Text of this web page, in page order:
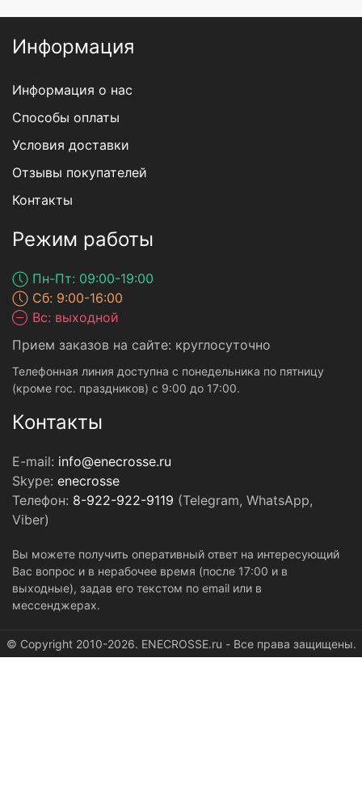
Информация
Информация о нас
Способы оплаты
Условия доставки
Отзывы покупателей
Контакты
Режим работы
Пн-Пт: 09:00-19:00
Сб: 9:00-16:00
Вс: выходной
Прием заказов на сайте: круглосуточно
Телефонная линия доступна с понедельника по пятницу
(кроме гос. праздников) с 9:00 до 17:00.
Контакты
E-mail: info@enecrosse.ru
Skype: enecrosse
Телефон: 8-922-922-9119 (Telegram, WhatsApp,
Viber)
Вы можете получить оперативный ответ на интересующий
Вас вопрос и в нерабочее время (после 17:00 и в
выходные), задав его текстом по email или в
мессенджерах.
© Copyright 2010-2026. ENECROSSE.ru - Все права защищены.